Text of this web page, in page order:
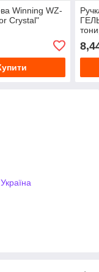
Winning WZ-
Crystal"